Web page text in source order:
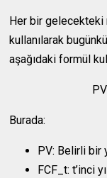
Her bir gelecekteki
kullanılarak
aşağıdaki formül
Burada:
PV: Belirli bir
FCF_t:t’inci